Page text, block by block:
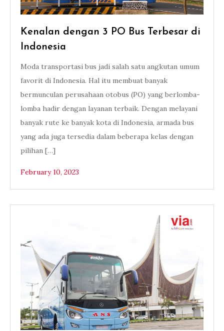
Kenalan dengan 3 PO Bus Terbesar di
Indonesia
Moda transportasi bus jadi salah satu angkutan umum
favorit di Indonesia. Hal itu membuat banyak
bermunculan perusahaan otobus (PO) yang berlomba-
lomba hadir dengan layanan terbaik. Dengan melayani
banyak rute ke banyak kota di Indonesia, armada bus
yang ada juga tersedia dalam beberapa kelas dengan
pilihan […]
February 10, 2023